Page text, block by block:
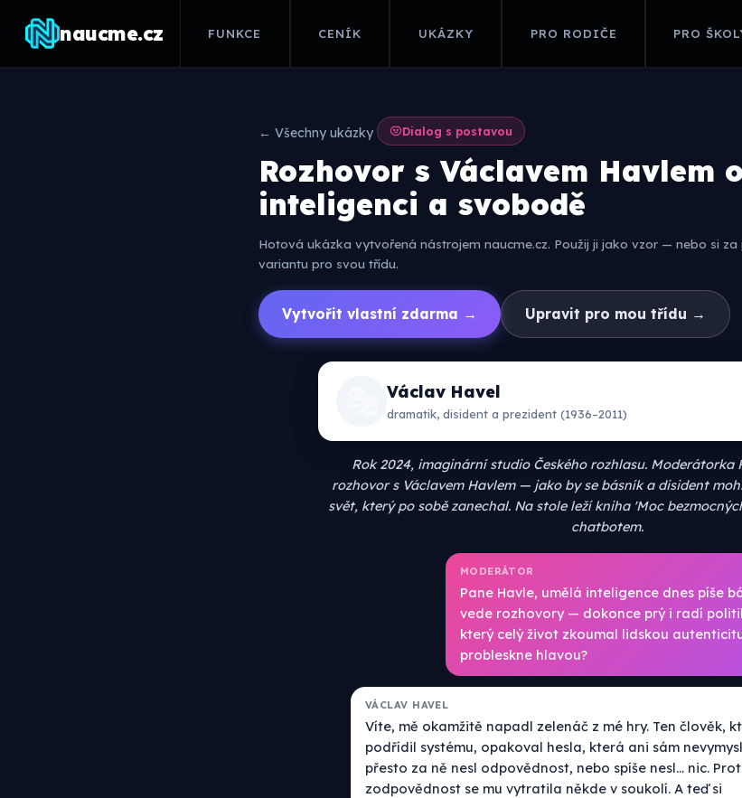
naucme.cz FUNKCE CENÍK UKÁZKY PRO RODIČE PRO
← Všechny ukázky Dialog s postavou
Rozhovor s Václavem Havlem
inteligenci a svobodě
Hotová ukázka vytvořená nástrojem naucme.cz. Použij ji jako vzor — nebo si
variantu pro svou třídu.
Vytvořit vlastní zdarma → Upravit pro mou třídu →
Václav Havel
dramatik, disident a prezident (1936–2011)
Rok 2024, imaginární studio Českého rozhlasu. Moderátorka
rozhovor s Václavem Havlem — jako by se básník a disident
svět, který po sobě zanechal. Na stole leží kniha 'Moc
chatbotem.
MODERÁTOR
Pane Havle, umělá inteligence dnes píše
vede rozhovory — dokonce prý i radí
který celý život zkoumal lidskou
probleskne hlavou?
VÁCLAV HAVEL
Víte, mě okamžitě napadl zelenáč z mé hry. Ten člověk,
podřídil systému, opakoval hesla, která ani sám
přesto za ně nesl odpovědnost, nebo spíše nesl... nic.
zodpovědnost se mu vytratila někde v soukolí. A teď si